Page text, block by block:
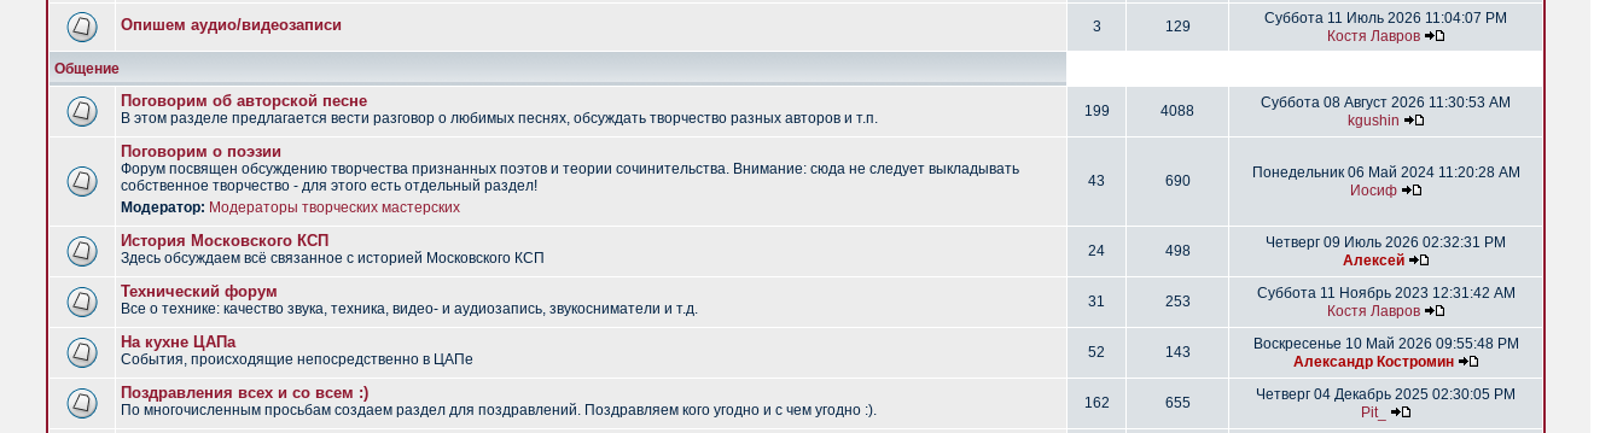
Опишем аудио/видеозаписи 3 129
Суббота 11 Июль 2026 11:04:07 PM
Костя Лавров
Общение
Поговорим об авторской песне
В этом разделе предлагается вести разговор о любимых песнях, обсуждать творчество разных авторов и т.п. 199 4088
Суббота 08 Август 2026 11:30:53 AM
kgushin
Поговорим о поэзии
Форум посвящен обсуждению творчества признанных поэтов и теории сочинительства. Внимание: сюда не следует выкладывать
собственное творчество - для этого есть отдельный раздел!
Модератор: Модераторы творческих мастерских
43 690
Понедельник 06 Май 2024 11:20:28 AM
Иосиф
История Московского КСП
Здесь обсуждаем всё связанное с историей Московского КСП 24 498
Четверг 09 Июль 2026 02:32:31 PM
Алексей
Технический форум
Все о технике: качество звука, техника, видео- и аудиозапись, звукосниматели и т.д. 31 253
Суббота 11 Ноябрь 2023 12:31:42 AM
Костя Лавров
На кухне ЦАПа
События, происходящие непосредственно в ЦАПе 52 143
Воскресенье 10 Май 2026 09:55:48 PM
Александр Костромин
Поздравления всех и со всем :)
По многочисленным просьбам создаем раздел для поздравлений. Поздравляем кого угодно и с чем угодно :). 162 655
Четверг 04 Декабрь 2025 02:30:05 PM
Pit_